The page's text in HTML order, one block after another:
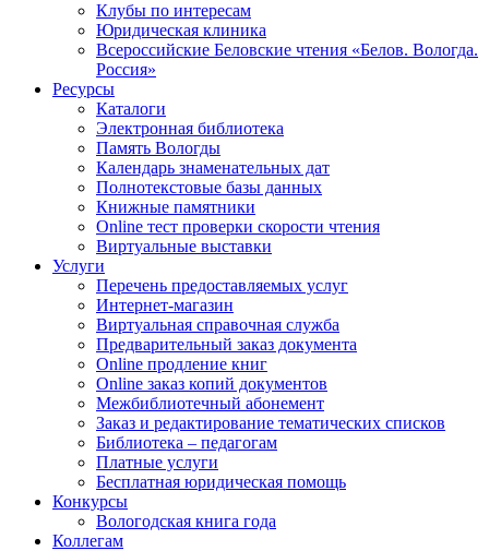
Клубы по интересам
Юридическая клиника
Всероссийские Беловские чтения «Белов. Вологда.
Россия»
Ресурсы
Каталоги
Электронная библиотека
Память Вологды
Календарь знаменательных дат
Полнотекстовые базы данных
Книжные памятники
Online тест проверки скорости чтения
Виртуальные выставки
Услуги
Перечень предоставляемых услуг
Интернет-магазин
Виртуальная справочная служба
Предварительный заказ документа
Online продление книг
Online заказ копий документов
Межбиблиотечный абонемент
Заказ и редактирование тематических списков
Библиотека – педагогам
Платные услуги
Бесплатная юридическая помощь
Конкурсы
Вологодская книга года
Коллегам